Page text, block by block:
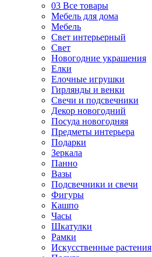
03 Все товары
Мебель для дома
Мебель
Свет интерьерный
Свет
Новогодние украшения
Елки
Елочные игрушки
Гирлянды и венки
Свечи и подсвечники
Декор новогодний
Посуда новогодняя
Предметы интерьера
Подарки
Зеркала
Панно
Вазы
Подсвечники и свечи
Фигуры
Кашпо
Часы
Шкатулки
Рамки
Искусственные растения